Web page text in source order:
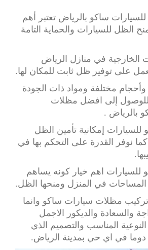
ساكو بالرياض تعتبر أهم
الظل للسيارات والحماية التامة
الخارجية في منازل الرياض
على توفير ظل ثابت للمكان لها.
وأحجام مختلفة ومواد ذات الجودة
إلى افضل مظلات
بالرياض .
إمكانية تأمين الظل
كما نوفر القدرة على التحكم بها في
للسيارات اهم خيار كونه يساهم
في المنزل ومنحها الظل.
مظلات سيارات ساكو وانما
والسعادة والديكور الاجمل
المناسب والتصميم الذي
في اي حي بمدينة الرياض.